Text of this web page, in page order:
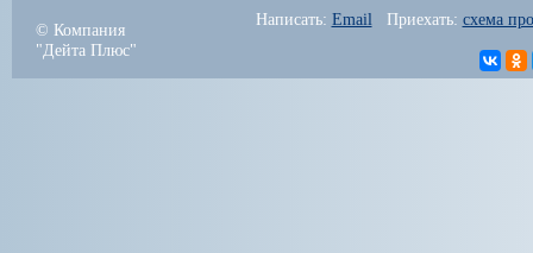
© Компания
"Дейта Плюс"
Написать: Email
   Приехать:
схема